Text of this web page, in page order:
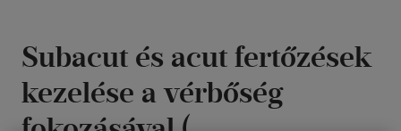
Subacut és acut fertőzések
kezelése a vérbőség